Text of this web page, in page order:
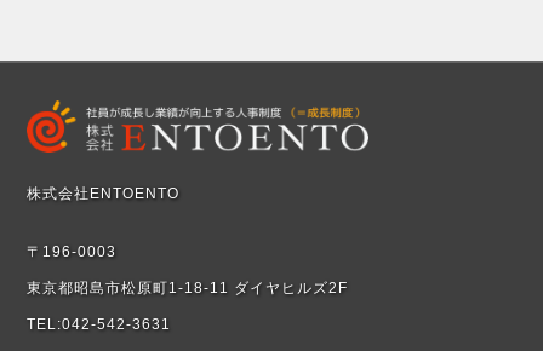
株式会社ENTOENTO
〒196-0003
東京都昭島市松原町1-18-11 ダイヤヒルズ2F
TEL:042-542-3631